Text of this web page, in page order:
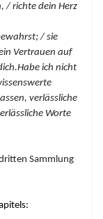
/ richte dein Herz
/ sie
Vertrauen auf
ich nicht
verlässliche
Worte
Sammlung